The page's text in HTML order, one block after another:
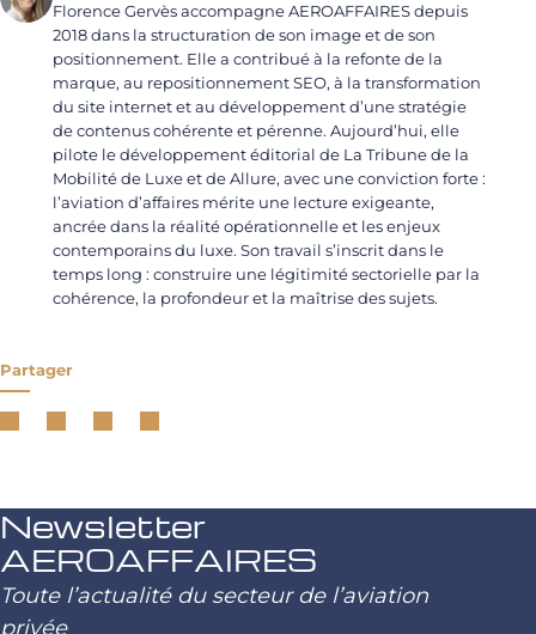
Florence Gervès accompagne AEROAFFAIRES depuis
2018 dans la structuration de son image et de son
positionnement. Elle a contribué à la refonte de la
marque, au repositionnement SEO, à la transformation
du site internet et au développement d’une stratégie
de contenus cohérente et pérenne. Aujourd’hui, elle
pilote le développement éditorial de La Tribune de la
Mobilité de Luxe et de Allure, avec une conviction forte :
l’aviation d’affaires mérite une lecture exigeante,
ancrée dans la réalité opérationnelle et les enjeux
contemporains du luxe. Son travail s’inscrit dans le
temps long : construire une légitimité sectorielle par la
cohérence, la profondeur et la maîtrise des sujets.
Partager
Newsletter
AEROAFFAIRES
Toute l’actualité du secteur de l’aviation
privée